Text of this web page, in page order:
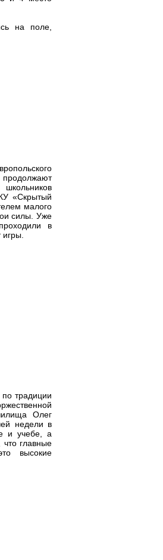
на поле,
школьников
«Скрытый
малого
силы. Уже
в
традиции
Олег
недели в
и учебе, а
главные
высокие